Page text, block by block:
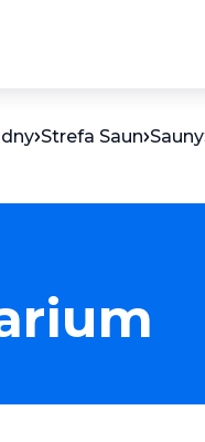
Strefa Saun Sauny